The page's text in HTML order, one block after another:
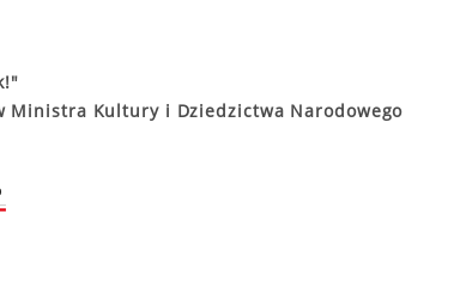
Ministra Kultury i Dziedzictwa Narodowego